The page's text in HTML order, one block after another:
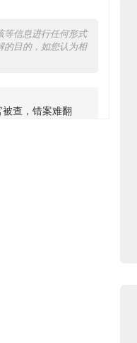
等信息进行任何形式
的目的，如您认为相
被查，错案难翻